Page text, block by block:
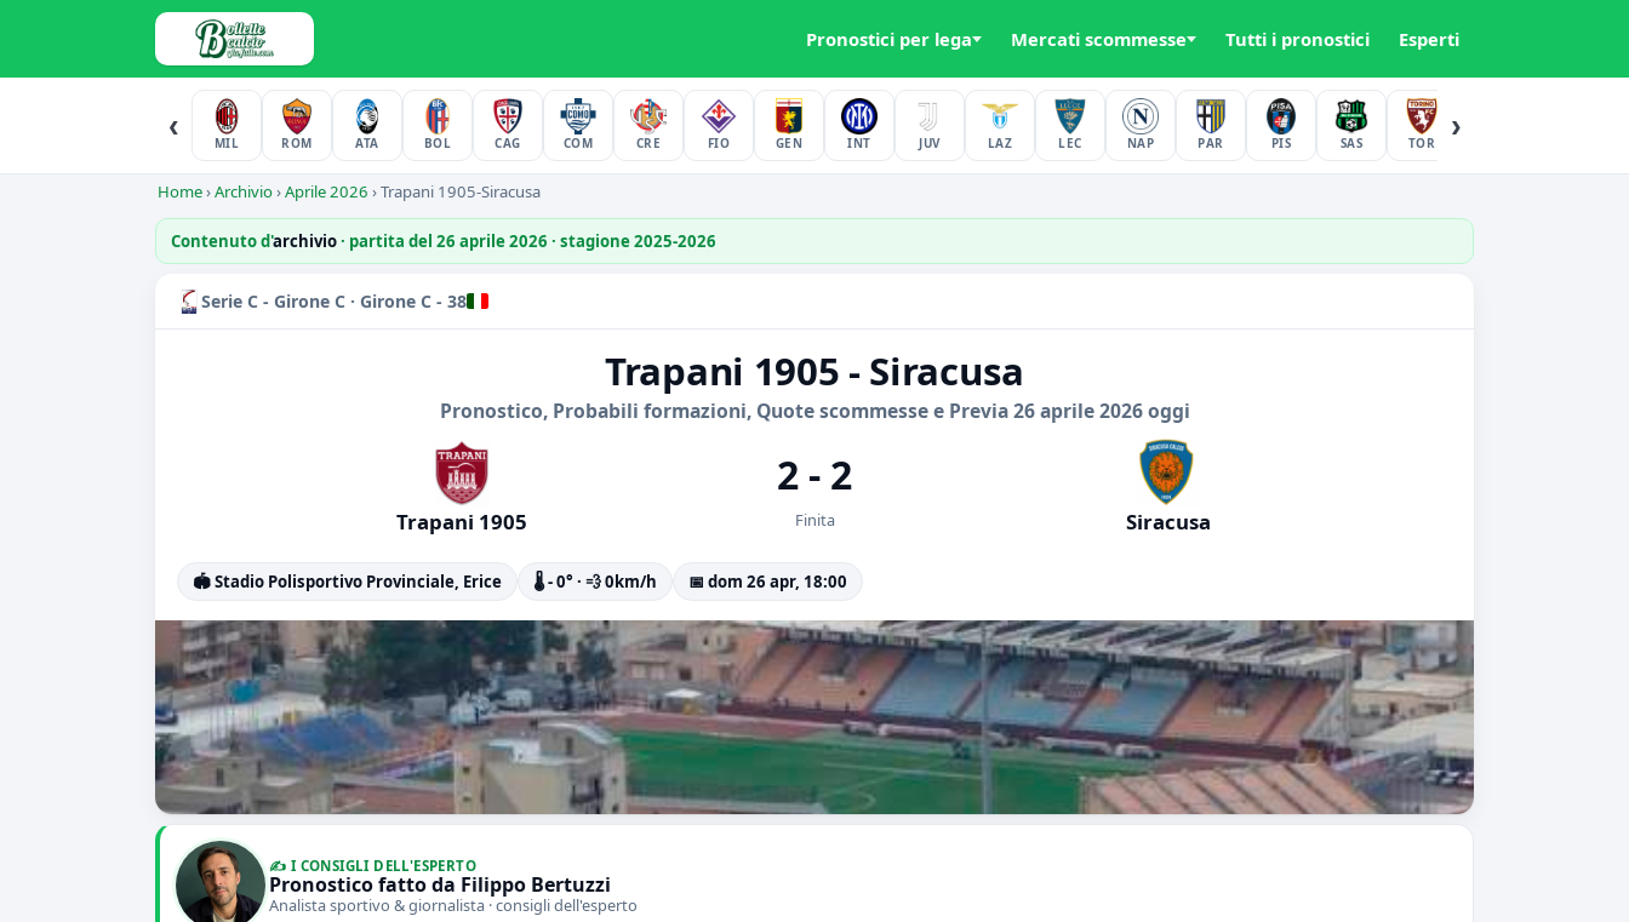
Pronostici per lega Mercati scommesse Tutti i pronostici Esperti
‹
MIL ROM ATA BOL CAG COM CRE FIO GEN INT JUV LAZ LEC NAP PAR PIS SAS TOR
›
Home›Archivio›Aprile 2026 ›Trapani 1905-Siracusa
Contenuto d'archivio· partita del 26 aprile 2026 · stagione 2025-2026
Serie C - Girone C · Girone C - 38
Trapani 1905 - Siracusa
Pronostico, Probabili formazioni, Quote scommesse e Previa 26 aprile 2026 oggi
Trapani 1905
2 - 2
Finita Siracusa
🏟️ Stadio Polisportivo Provinciale, Erice 🌡️ - 0° · 💨 0km/h 📅 dom 26 apr, 18:00
✍️ I CONSIGLI DELL'ESPERTO
Pronostico fatto da Filippo Bertuzzi
Analista sportivo & giornalista · consigli dell'esperto